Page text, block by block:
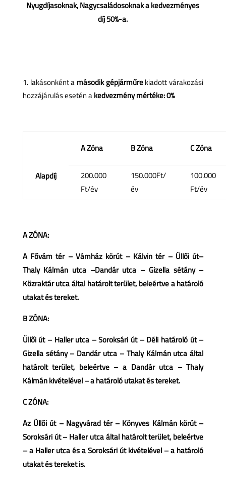
Nyugdíjasoknak, Nagycsaládosoknak a kedvezményes
díj 50%-a.
lakásonként a második gépjárműrekiadott várakozási
hozzájárulás esetén akedvezmény mértéke: 0%
Alapdíj
A Zóna B Zóna C Zóna
200.000
Ft/év
150.000Ft/
év
100.000
Ft/év
A ZÓNA:
A Fővám tér – Vámház körút – Kálvin tér – Üllői út–
Thaly Kálmán utca –Dandár utca – Gizella sétány –
Közraktár utca által határolt terület, beleértve a határoló
utakat és tereket.
B ZÓNA:
Üllői út – Haller utca – Soroksári út – Déli határoló út –
Gizella sétány – Dandár utca – Thaly Kálmán utca által
határolt terület, beleértve – a Dandár utca – Thaly
Kálmán kivételével – a határoló utakat és tereket.
C ZÓNA:
Az Üllői út – Nagyvárad tér – Könyves Kálmán körút –
Soroksári út – Haller utca által határolt terület, beleértve
– a Haller utca és a Soroksári út kivételével – a határoló
utakat és tereket is.